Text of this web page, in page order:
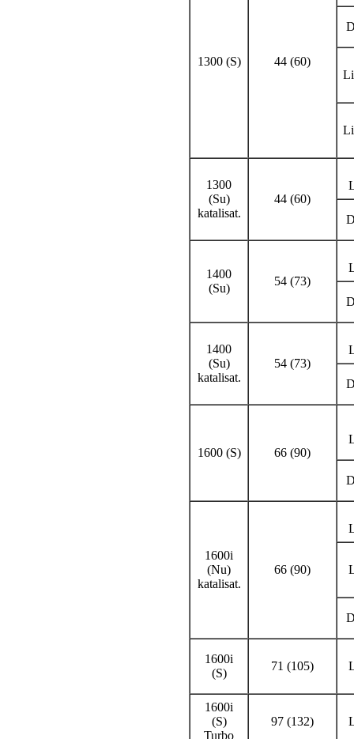
1300 (S) 44 (60)
1300
(Su)
katalisat.
44 (60)
1400
(Su)
54 (73)
1400
(Su)
katalisat.
54 (73)
1600 (S) 66 (90)
1600i
(Nu)
katalisat.
66 (90)
1600i
(S)
71 (105)
1600i
(S)
Turbo
97 (132)